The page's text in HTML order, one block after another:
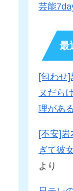
芸能
最
[匂わせ
ヌだら
理がある
[不安]
ぎて彼
より